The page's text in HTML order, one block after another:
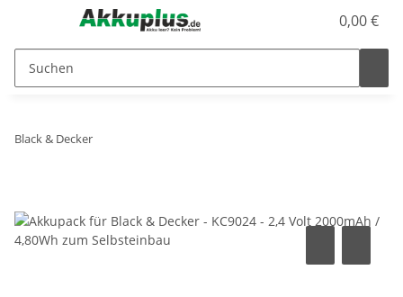
0,00 €
Black & Decker